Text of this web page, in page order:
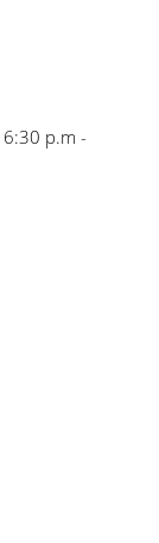
p.m -